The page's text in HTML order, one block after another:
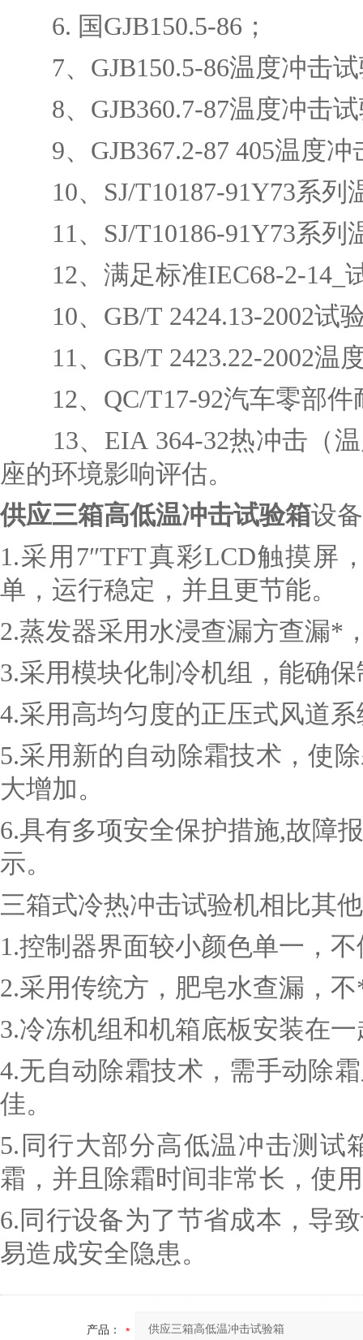
6. 国GJB150.5-86；
7、GJB150.5-86温度冲击试
8、GJB360.7-87温度冲击试
9、GJB367.2-87 405温度冲
10、SJ/T10187-91Y73系
11、SJ/T10186-91Y73系
12、满足标准IEC68-2-14_
10、GB/T 2424.13-2002试
11、GB/T 2423.22-2002温
12、QC/T17-92汽车零部件
13、EIA 364-32热冲击（温
座的环境影响评估。
供应三箱高低温冲击试验箱设
1.采用7″TFT真彩LCD触摸屏
单，运行稳定，并且更节能。
2.蒸发器采用水浸查漏方查漏*
3.采用模块化制冷机组，能确
4.采用高均匀度的正压式风道
5.采用新的自动除霜技术，使
大增加。
6.具有多项安全保护措施,故障
示。
三箱式冷热冲击试验机相比其
1.控制器界面较小颜色单一，
2.采用传统方，肥皂水查漏，
3.冷冻机组和机箱底板安装在
4.无自动除霜技术，需手动除
佳。
5.同行大部分高低温冲击测试
霜，并且除霜时间非常长，使
6.同行设备为了节省成本，导
易造成安全隐患。
产品：